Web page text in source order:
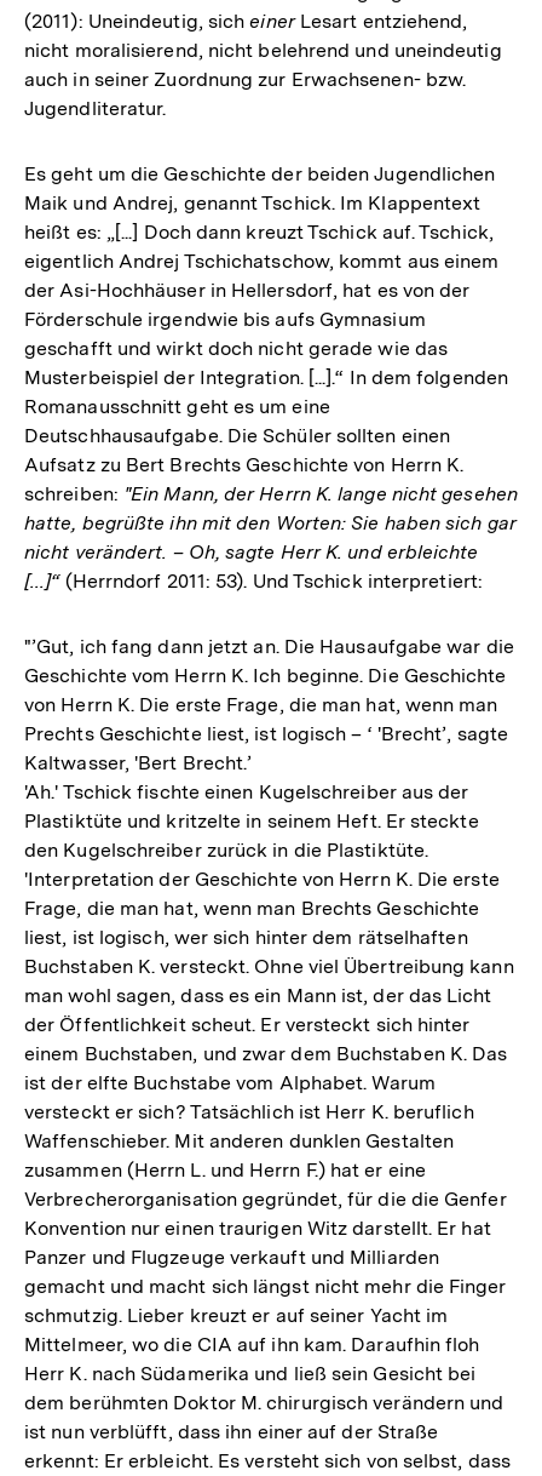
(2011): Uneindeutig, sicheinerLesart entziehend,
nicht moralisierend, nicht belehrend und uneindeutig
auch in seiner Zuordnung zur Erwachsenen- bzw.
Jugendliteratur.
Es geht um die Geschichte der beiden Jugendlichen
Maik und Andrej, genannt Tschick. Im Klappentext
heißt es: „[...] Doch dann kreuzt Tschick auf. Tschick,
eigentlich Andrej Tschichatschow, kommt aus einem
der Asi-Hochhäuser in Hellersdorf, hat es von der
Förderschule irgendwie bis aufs Gymnasium
geschafft und wirkt doch nicht gerade wie das
Musterbeispiel der Integration. [...].“ In dem folgenden
Romanausschnitt geht es um eine
Deutschhausaufgabe. Die Schüler sollten einen
Aufsatz zu Bert Brechts Geschichte von Herrn K.
schreiben: "Ein Mann, der Herrn K. lange nicht gesehen
hatte, begrüßte ihn mit den Worten: Sie haben sich gar
nicht verändert. – Oh, sagte Herr K. und erbleichte
[...]“(Herrndorf 2011: 53). Und Tschick interpretiert:
"’Gut, ich fang dann jetzt an. Die Hausaufgabe war die
Geschichte vom Herrn K. Ich beginne. Die Geschichte
von Herrn K. Die erste Frage, die man hat, wenn man
Prechts Geschichte liest, ist logisch – ‘ 'Brecht’, sagte
Kaltwasser, 'Bert Brecht.’
'Ah.' Tschick fischte einen Kugelschreiber aus der
Plastiktüte und kritzelte in seinem Heft. Er steckte
den Kugelschreiber zurück in die Plastiktüte.
'Interpretation der Geschichte von Herrn K. Die erste
Frage, die man hat, wenn man Brechts Geschichte
liest, ist logisch, wer sich hinter dem rätselhaften
Buchstaben K. versteckt. Ohne viel Übertreibung kann
man wohl sagen, dass es ein Mann ist, der das Licht
der Öffentlichkeit scheut. Er versteckt sich hinter
einem Buchstaben, und zwar dem Buchstaben K. Das
ist der elfte Buchstabe vom Alphabet. Warum
versteckt er sich? Tatsächlich ist Herr K. beruflich
Waffenschieber. Mit anderen dunklen Gestalten
zusammen (Herrn L. und Herrn F.) hat er eine
Verbrecherorganisation gegründet, für die die Genfer
Konvention nur einen traurigen Witz darstellt. Er hat
Panzer und Flugzeuge verkauft und Milliarden
gemacht und macht sich längst nicht mehr die Finger
schmutzig. Lieber kreuzt er auf seiner Yacht im
Mittelmeer, wo die CIA auf ihn kam. Daraufhin floh
Herr K. nach Südamerika und ließ sein Gesicht bei
dem berühmten Doktor M. chirurgisch verändern und
ist nun verblüfft, dass ihn einer auf der Straße
erkennt: Er erbleicht. Es versteht sich von selbst, dass